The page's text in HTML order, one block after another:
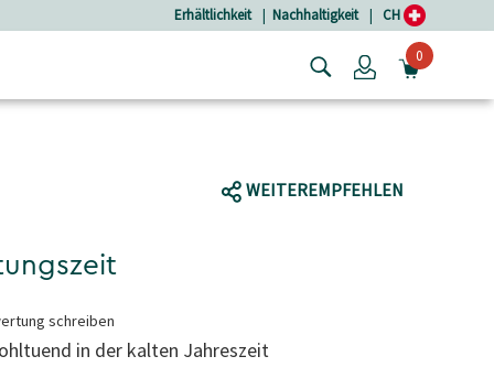
Erhältlichkeit | Nachhaltigkeit | CH
Login0
WEITEREMPFEHLEN
schreiben
in der kalten Jahreszeit